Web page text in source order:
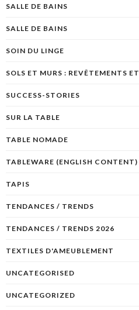
SALLE DE BAINS
SALLE DE BAINS
SOIN DU LINGE
SOLS ET MURS : REVÊTEMENTS
SUCCESS-STORIES
SUR LA TABLE
TABLE NOMADE
TABLEWARE (ENGLISH CONTENT)
TAPIS
TENDANCES / TRENDS
TENDANCES / TRENDS 2026
TEXTILES D'AMEUBLEMENT
UNCATEGORISED
UNCATEGORIZED